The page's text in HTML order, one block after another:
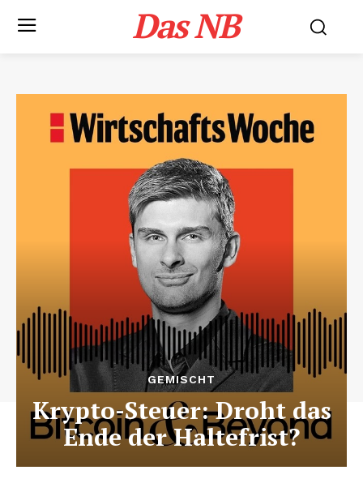
Das NB
GEMISCHT
Krypto-Steuer: Droht das
Ende der Haltefrist?